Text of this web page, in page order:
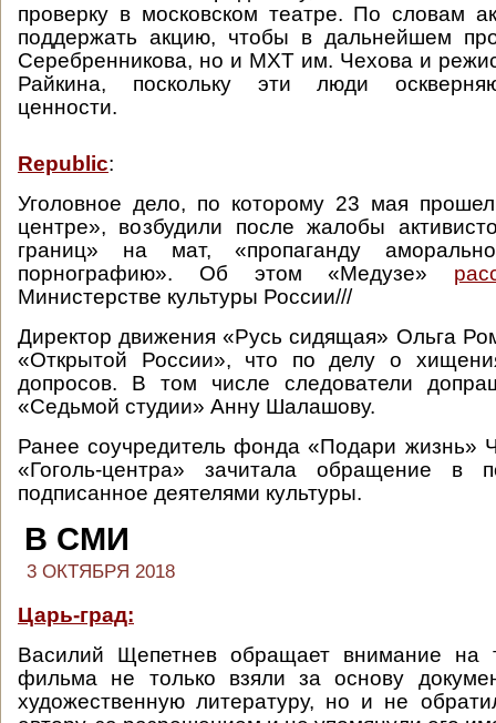
проверку в московском театре. По словам
поддержать акцию, чтобы в дальнейшем
Серебренникова, но и МХТ им. Чехова и
Райкина, поскольку эти люди
ценности.
Republic:
Уголовное дело, по которому 23 мая
центре», возбудили после жалобы
границ» на мат, «пропаганду
порнографию». Об этом «Медузе»
Министерстве культуры России///
Директор движения «Русь сидящая» Ольга
«Открытой России», что по делу о
допросов. В том числе следователи
«Седьмой студии» Анну Шалашову.
Ранее соучредитель фонда «Подари жизнь»
«Гоголь-центра» зачитала обращение в
подписанное деятелями культуры.
В СМИ
3 ОКТЯБРЯ 2018
Царь-град:
Василий Щепетнев обращает внимание на
фильма не только взяли за основу
художественную литературу, но и не